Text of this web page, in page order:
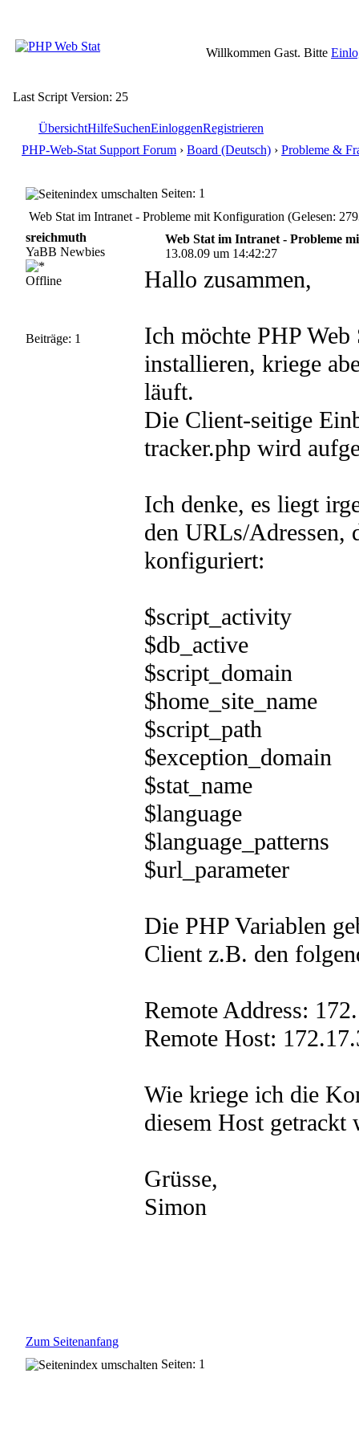
Willkommen Gast. Bitte
Last Script Version: 25
ÜbersichtHilfeSuchenEinloggenRegistrieren
PHP-Web-Stat Support Forum › Board (Deutsch) › Probleme &
Seiten: 1
Web Stat im Intranet - Probleme mit Konfiguration (Gelesen:
sreichmuth
YaBB Newbies
Offline
Beiträge: 1
Web Stat im Intranet - Probleme
13.08.09 um 14:42:27
Hallo zusammen,
Ich möchte PHP
installieren, kriege
läuft.
Die Client-seitige
tracker.php wird
Ich denke, es liegt
den URLs/Adressen,
konfiguriert:
$script_activity
$db_active
$script_domain
$home_site_name
$script_path
$stat_name =
$language =
$url_parameter
Die PHP Variablen
Client z.B. den
Remote Address:
Remote Host:
Wie kriege ich die
diesem Host getrackt
Grüsse,
Simon
Zum Seitenanfang
Seiten: 1